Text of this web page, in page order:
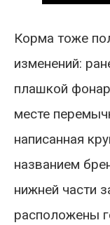
Корма тоже
изменений:
плашкой
месте
написанная
названием
нижней части
расположены